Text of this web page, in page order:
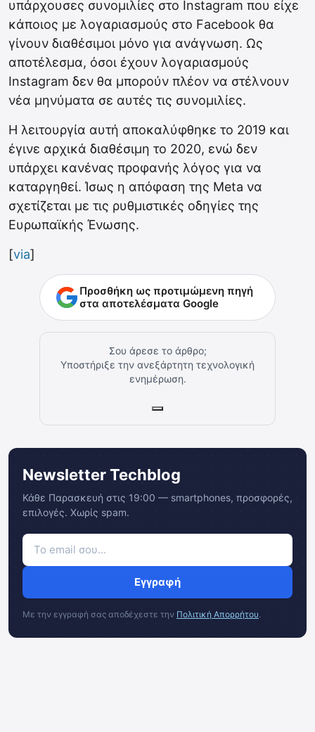
υπάρχουσες συνομιλίες στο Instagram που είχε
κάποιος με λογαριασμούς στο Facebook θα
γίνουν διαθέσιμοι μόνο για ανάγνωση. Ως
αποτέλεσμα, όσοι έχουν λογαριασμούς
Instagram δεν θα μπορούν πλέον να στέλνουν
νέα μηνύματα σε αυτές τις συνομιλίες.
Η λειτουργία αυτή αποκαλύφθηκε το 2019 και
έγινε αρχικά διαθέσιμη το 2020, ενώ δεν
υπάρχει κανένας προφανής λόγος για να
καταργηθεί. Ίσως η απόφαση της Meta να
σχετίζεται με τις ρυθμιστικές οδηγίες της
Ευρωπαϊκής Ένωσης.
[via]
Προσθήκη ως προτιμώμενη πηγή
στα αποτελέσματα Google
Σου άρεσε το άρθρο;
Υποστήριξε την ανεξάρτητη τεχνολογική
ενημέρωση.
Newsletter Techblog
Κάθε Παρασκευή στις 19:00 — smartphones, προσφορές,
επιλογές. Χωρίς spam.
Εγγραφή
Με την εγγραφή σας αποδέχεστε την Πολιτική Απορρήτου.